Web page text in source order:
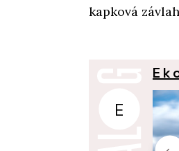
kapková
E